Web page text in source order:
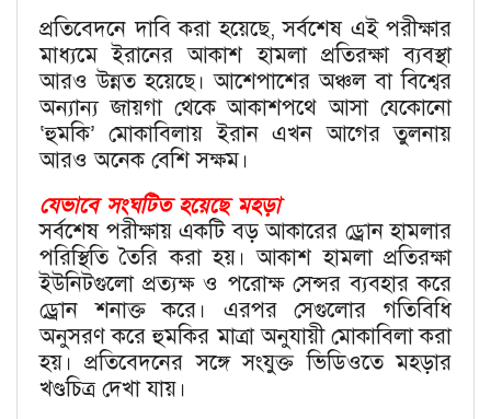
প্রতিবেদনে দাবি করা হয়েছে, সর্বশেষ এই পরীক্ষার
মাধ্যমে ইরানের আকাশ হামলা প্রতিরক্ষা ব্যবস্থা
আরও উন্নত হয়েছে। আশেপাশের অঞ্চল বা বিশ্বের
অন্যান্য জায়গা থেকে আকাশপথে আসা যেকোনো
‘হুমকি’ মোকাবিলায় ইরান এখন আগের তুলনায়
আরও অনেক বেশি সক্ষম।
যেভাবে সংঘটিত হয়েছে মহড়া
সর্বশেষ পরীক্ষায় একটি বড় আকারের ড্রোন হামলার
পরিস্থিতি তৈরি করা হয়। আকাশ হামলা প্রতিরক্ষা
ইউনিটগুলো প্রত্যক্ষ ও পরোক্ষ সেন্সর ব্যবহার করে
ড্রোন শনাক্ত করে। এরপর সেগুলোর গতিবিধি
অনুসরণ করে হুমকির মাত্রা অনুযায়ী মোকাবিলা করা
হয়। প্রতিবেদনের সঙ্গে সংযুক্ত ভিডিওতে মহড়ার
খণ্ডচিত্র দেখা যায়।